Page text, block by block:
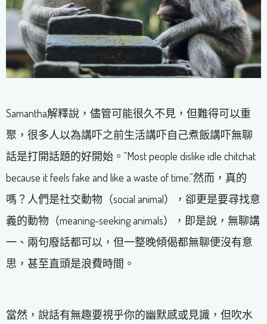
Samantha解釋說，儘管可能很久不見，但難得可以重
聚，很多人以為講吓之前生活講吓自己煮飯講吓無聊
話是打開話題的好開始。“Most people dislike idle chitchat
because it feels fake and like a waste of time.”然而，真的
嗎？人們是社交動物（social animal），卻更是要尋找意
義的動物（meaning-seeking animals），即是說，無聊講
一、兩句廢話都可以，但一整晚傾偈都無聊便沒有意
思，甚至直頭是浪費時間。
當然，說話有無趣要視乎你的幽默感或見識，但吹水